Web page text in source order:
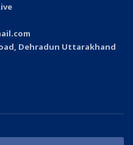
Dehradun Uttarakhand